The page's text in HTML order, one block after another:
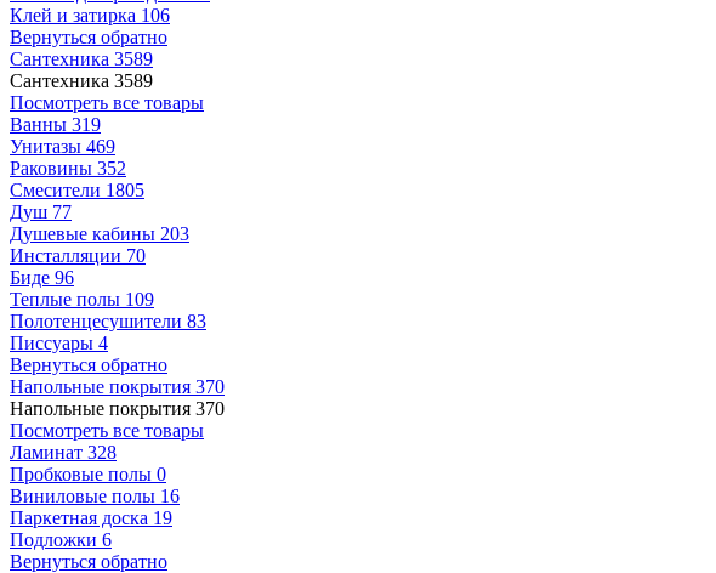
Клей и затирка 106
Вернуться обратно
Сантехника 3589
Сантехника 3589
Посмотреть все товары
Ванны 319
Унитазы 469
Раковины 352
Смесители 1805
Душ 77
Душевые кабины 203
Инсталляции 70
Биде 96
Теплые полы 109
Полотенцесушители 83
Писсуары 4
Вернуться обратно
Напольные покрытия 370
Напольные покрытия 370
Посмотреть все товары
Ламинат 328
Пробковые полы 0
Виниловые полы 16
Паркетная доска 19
Подложки 6
Вернуться обратно